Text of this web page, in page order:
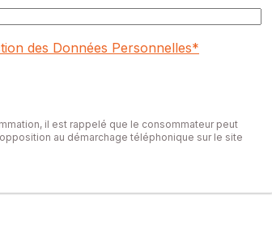
des Données Personnelles*
il est rappelé que le consommateur peut
au démarchage téléphonique sur le site